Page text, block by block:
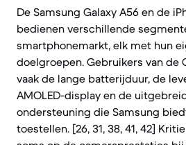
De Samsung Galaxy A56 en de
bedienen verschillende
smartphonemarkt, elk met hun
doelgroepen. Gebruikers van de
vaak de lange batterijduur, de
AMOLED-display en de
ondersteuning die Samsung
toestellen. [26, 31, 38, 41, 42]